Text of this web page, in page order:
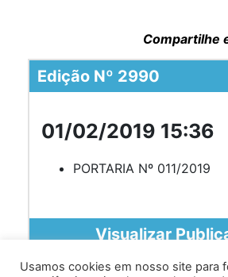
Compartilhe
Edição Nº 2990
01/02/2019 15:36
PORTARIA Nº 011/2019
Visualizar
Usamos cookies em nosso site para